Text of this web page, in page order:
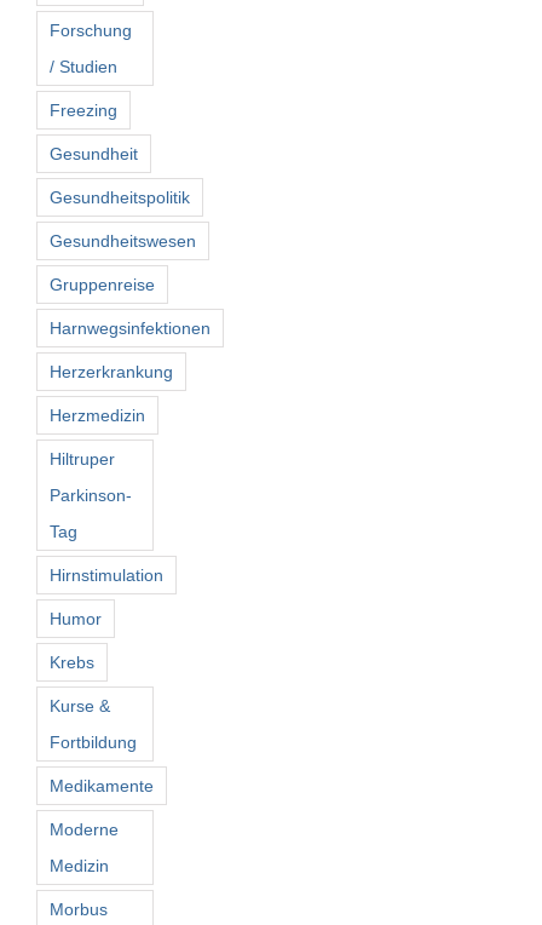
Forschung
/ Studien
Freezing
Gesundheit
Gesundheitspolitik
Gesundheitswesen
Gruppenreise
Harnwegsinfektionen
Herzerkrankung
Herzmedizin
Hiltruper
Parkinson-
Tag
Hirnstimulation
Humor
Krebs
Kurse &
Fortbildung
Medikamente
Moderne
Medizin
Morbus